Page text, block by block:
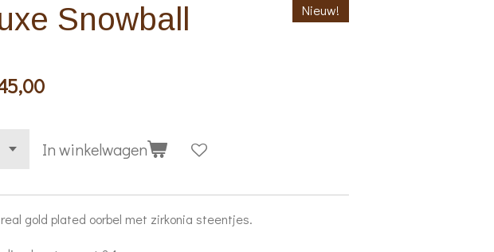
Snowball Nieuw!
In winkelwagen
real gold plated oorbel met zirkonia steentjes.